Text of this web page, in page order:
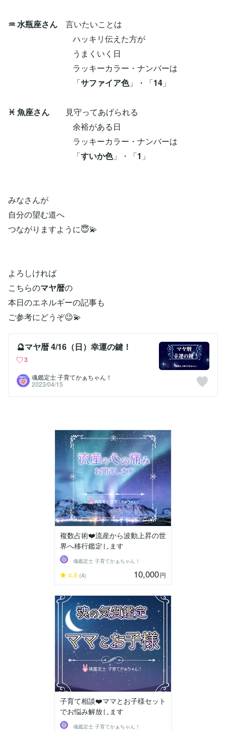
♒ 水瓶座さん 言いたいことは
ハッキリ伝えた方が
うまくいく日
ラッキーカラー・ナンバーは
「サファイア色」・「14 」
♓ 魚座さん 見守ってあげられる
余裕がある日
ラッキーカラー・ナンバーは
「すいか色」・「1 」
みなさんが
自分の望む道へ
つながりますように😇💫
よろしければ
こちらのマヤ暦の
本日のエネルギーの記事も
ご参考にどうぞ😉💫
🔮マヤ暦 4/16（日）幸運の鍵！
3
魂鑑定士 子育てかぁちゃん！
2023/04/15
複数占術❤️流産から波動上昇の世
界へ移行鑑定します
魂鑑定士 子育てかぁちゃん！
4.8 (4) 10,000円
子育て相談❤️ママとお子様セット
でお悩み解放します
魂鑑定士 子育てかぁちゃん！